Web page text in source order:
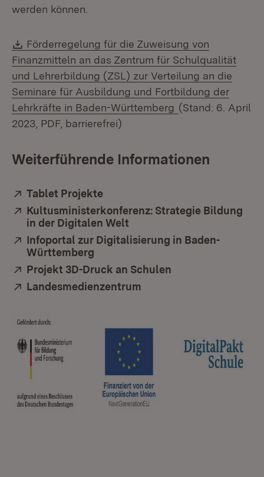
werden können.
Download:
Förderregelung für die Zuweisung von
Finanzmitteln an das Zentrum für Schulqualität
und Lehrerbildung (ZSL) zur Verteilung an die
Seminare für Ausbildung und Fortbildung der
Lehrkräfte in Baden-Württemberg (Öffnet in neuem
(Stand: 6. April
2023, PDF, barrierefrei)
Weiterführende Informationen
Extern:
Tablet Projekte
Extern:
Kultusministerkonferenz: Strategie Bildung
in der Digitalen Welt
Extern:
Infoportal zur Digitalisierung in Baden-
Württemberg
Extern:
Projekt 3D-Druck an Schulen
Extern:
Landesmedienzentrum